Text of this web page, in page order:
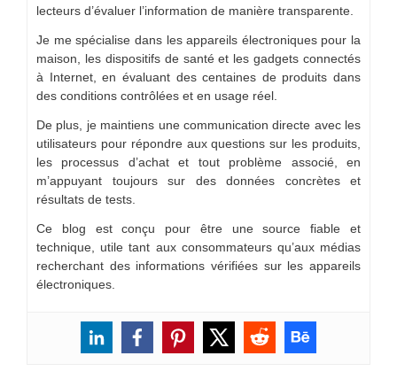
lecteurs d’évaluer l’information de manière transparente.
Je me spécialise dans les appareils électroniques pour la
maison, les dispositifs de santé et les gadgets connectés
à Internet, en évaluant des centaines de produits dans
des conditions contrôlées et en usage réel.
De plus, je maintiens une communication directe avec les
utilisateurs pour répondre aux questions sur les produits,
les processus d’achat et tout problème associé, en
m’appuyant toujours sur des données concrètes et
résultats de tests.
Ce blog est conçu pour être une source fiable et
technique, utile tant aux consommateurs qu’aux médias
recherchant des informations vérifiées sur les appareils
électroniques.